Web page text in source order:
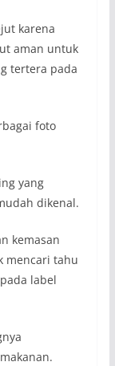
karena
aman untuk
tertera pada
foto
yang
dikenal.
kemasan
mencari tahu
label